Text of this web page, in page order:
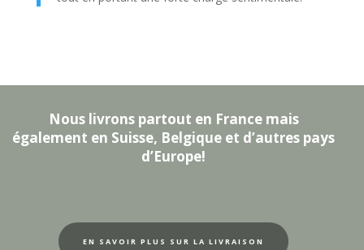
Nous livrons partout en France mais
également en Suisse, Belgique et d’autres pays
d’Europe!
EN SAVOIR PLUS SUR LA LIVRAISON